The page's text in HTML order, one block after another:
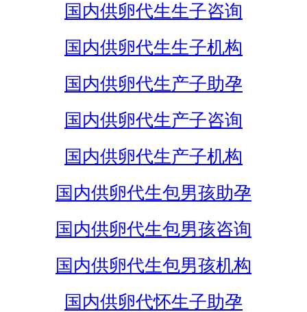
国内供卵代生生子咨询
国内供卵代生生子机构
国内供卵代生产子助孕
国内供卵代生产子咨询
国内供卵代生产子机构
国内供卵代生包男孩助孕
国内供卵代生包男孩咨询
国内供卵代生包男孩机构
国内供卵代怀生子助孕